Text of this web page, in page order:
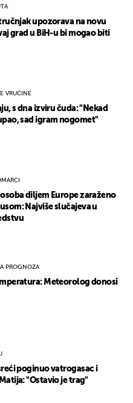
upozorava na novu
grad u BiH-u bi mogao biti
VRUĆINE
s dna izviru čuda: "Nekad
sad igram nogomet"
diljem Europe zaraženo
Najviše slučajeva u
PROGNOZA
Meteorolog donosi
poginuo vatrogasac i
"Ostavio je trag"